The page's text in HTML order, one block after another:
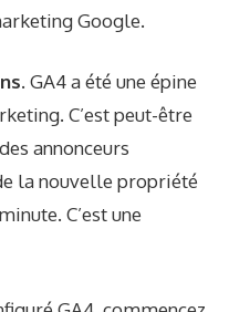
Google.
GA4 a été une épine
C’est peut-être
annonceurs
la nouvelle propriété
C’est une